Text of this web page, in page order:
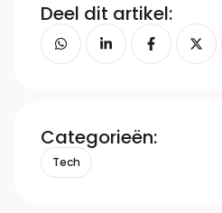
Deel dit artikel:
Categorieën:
Tech